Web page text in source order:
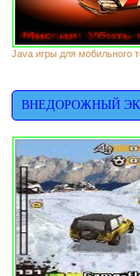
Java игры для мобильного
BНEДOPOЖНЫЙ